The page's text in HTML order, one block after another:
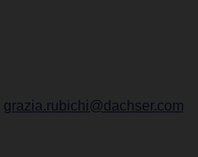
grazia.rubichi@dachser.com